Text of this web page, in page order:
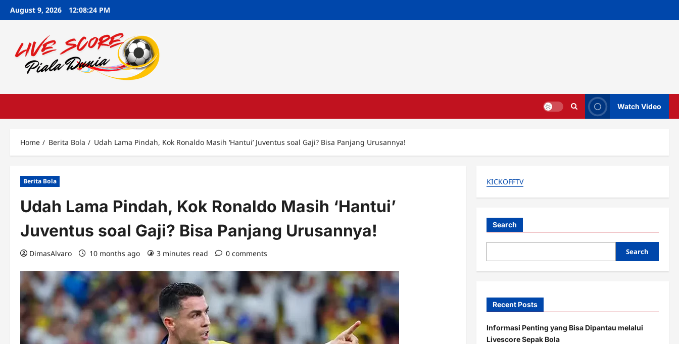
SkipAugust 9, 2026 12:08:26 PM
Watch Video
Home Berita Bola Udah Lama Pindah, Kok Ronaldo Masih ‘Hantui’ Juventus soal Gaji? Bisa Panjang Urusannya!
Berita Bola
Udah Lama Pindah, Kok Ronaldo Masih ‘Hantui’
Juventus soal Gaji? Bisa Panjang Urusannya!
DimasAlvaro 10 months ago 3 minutes read 0 comments
KICKOFFTV
Search
Search
Recent Posts
Informasi Penting yang Bisa Dipantau melalui
Livescore Sepak Bola